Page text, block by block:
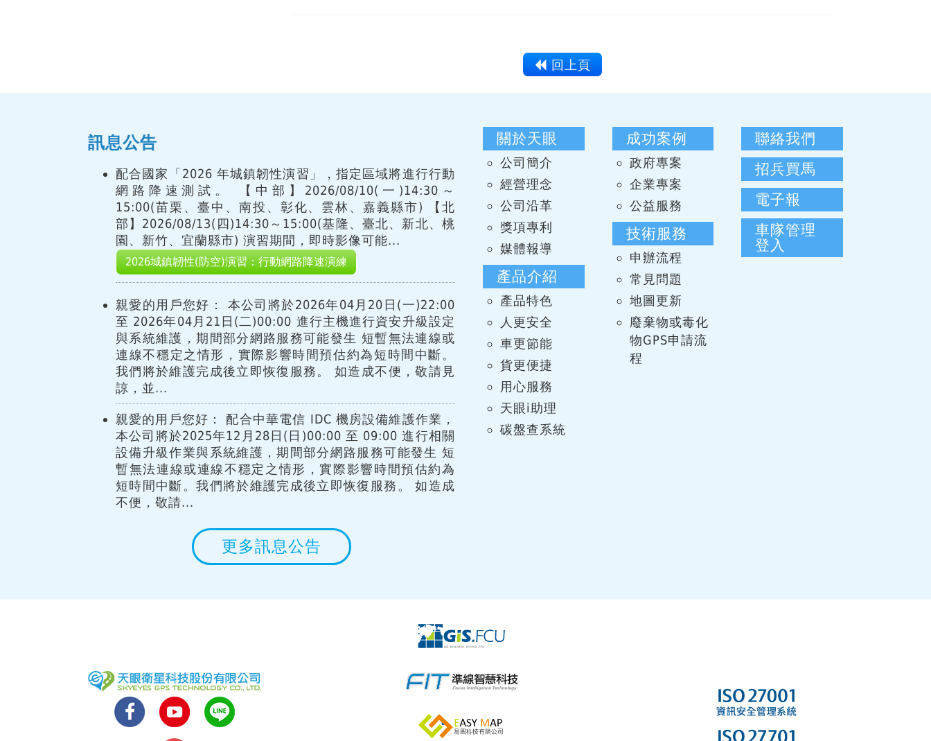
回上頁
訊息公告
配合國家「2026 年城鎮韌性演習」，指定區域將進行行動
網路降速測試。 【中部】2026/08/10(一)14:30～
15:00(苗栗、臺中、南投、彰化、雲林、嘉義縣市) 【北
部】2026/08/13(四)14:30～15:00(基隆、臺北、新北、桃
園、新竹、宜蘭縣市) 演習期間，即時影像可能...
2026城鎮韌性(防空)演習：行動網路降速演練
親愛的用戶您好： 本公司將於2026年04月20日(一)22:00
至 2026年04月21日(二)00:00 進行主機進行資安升級設定
與系統維護，期間部分網路服務可能發生 短暫無法連線或
連線不穩定之情形，實際影響時間預估約為短時間中斷。
我們將於維護完成後立即恢復服務。 如造成不便，敬請見
諒，並...
親愛的用戶您好： 配合中華電信 IDC 機房設備維護作業，
本公司將於2025年12月28日(日)00:00 至 09:00 進行相關
設備升級作業與系統維護，期間部分網路服務可能發生 短
暫無法連線或連線不穩定之情形，實際影響時間預估約為
短時間中斷。我們將於維護完成後立即恢復服務。 如造成
不便，敬請...
更多訊息公告
關於天眼
公司簡介
經營理念
公司沿革
獎項專利
媒體報導
產品介紹
產品特色
人更安全
車更節能
貨更便捷
用心服務
天眼i助理
碳盤查系統
成功案例
政府專案
企業專案
公益服務
技術服務
申辦流程
常見問題
地圖更新
廢棄物或毒化
物GPS申請流
程
聯絡我們
招兵買馬
電子報
車隊管理
登入